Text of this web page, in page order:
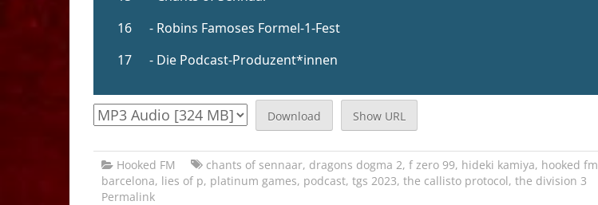
Download Show URL
Hooked FM chants of sennaar, dragons dogma 2, f zero 99, hideki kamiya, hooked fm
barcelona, lies of p, platinum games, podcast, tgs 2023, the callisto protocol, the division 3
Permalink